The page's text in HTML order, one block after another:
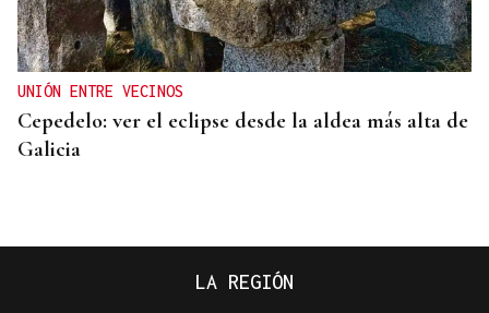
UNIÓN ENTRE VECINOS
Cepedelo: ver el eclipse desde la aldea más alta de
Galicia
LA REGIÓN